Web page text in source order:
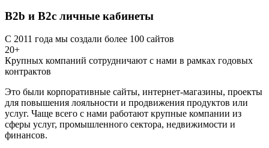
B2b и B2c личные кабинеты
С 2011 года мы создали более 100 сайтов
20+
Крупных компаний сотрудничают с нами в рамках годовых
контрактов
Это были корпоративные сайты, интернет-магазины, проекты
для повышения лояльности и продвижения продуктов или
услуг. Чаще всего с нами работают крупные компании из
сферы услуг, промышленного сектора, недвижимости и
финансов.